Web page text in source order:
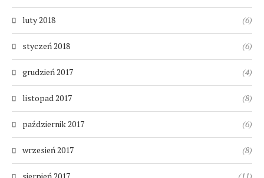
luty 2018 (6)
styczeń 2018 (6)
grudzień 2017 (4)
listopad 2017 (8)
październik 2017 (6)
wrzesień 2017 (8)